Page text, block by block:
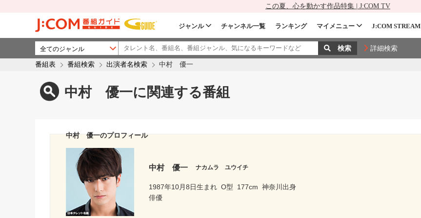
この夏、心を動かす作品特集 | J:COM TV
ジャンル チャンネル一覧 ランキング マイメニュー J:COM STREAM
詳細検索
番組表 番組検索 出演者名検索 中村 優一
中村 優一に関連する番組
中村 優一のプロフィール
中村 優一 ナカムラ ユウイチ
1987年10月8日生まれ O型 177cm 神奈川出身
俳優